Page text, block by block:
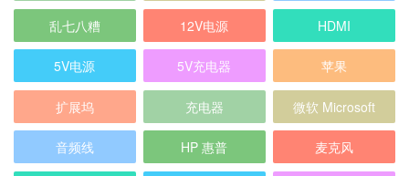
乱七八糟 12V电源 HDMI
5V电源 5V充电器 苹果
扩展坞 充电器 微软 Microsoft
音频线 HP 惠普 麦克风